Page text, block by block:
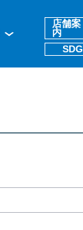
店舗案
内